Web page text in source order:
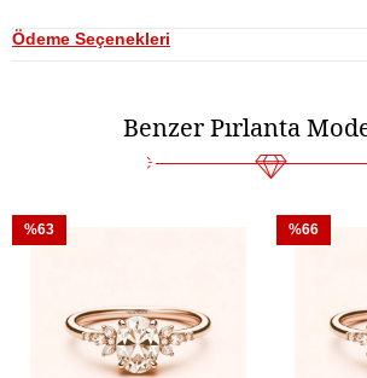
Ödeme Seçenekleri
Benzer Pırlanta
%63 %66